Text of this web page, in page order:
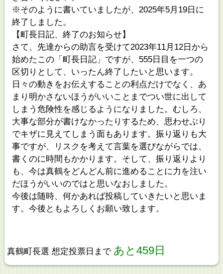
※そのように書いていましたが、2025年5月19日に
終了しました。
【町長日記、終了のお知らせ】
さて、先達からの助言を受けて2023年11月12日から
始めたこの「町長日記」ですが、555日目を一つの
区切りとして、いったん終了したいと思います。
日々の動きをお伝えすることの利点だけでなく、あ
まり明かさないほうがいいことまでつい世に出して
しまう危険性を感じるようになりました。むしろ、
大事な部分が書けなかったりするため、思わせぶり
でキザに見えてしまう面もあります。振り返りも大
事ですが、リスクを考えて言葉を選びながらでは、
書くのに時間もかかります。そして、振り返りより
も、今は真鶴をどんどん前に進めることに力を注い
だほうがいいのではと思いなおしました。
今後は随時、何かあれば投稿していきたいと思いま
す。今後ともよろしくお願い致します。
真鶴町長選 想定投票日まで あと459日